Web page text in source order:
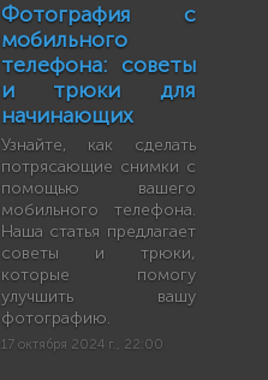
Фотография с
мобильного
телефона: советы
и трюки для
начинающих
Узнайте, как сделать
потрясающие снимки с
помощью вашего
мобильного телефона.
Наша статья предлагает
советы и трюки,
которые помогу
улучшить вашу
фотографию.
17 октября 2024 г., 22:00